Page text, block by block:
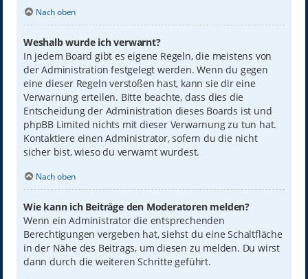
Nach oben
Weshalb wurde ich verwarnt?
In jedem Board gibt es eigene Regeln, die meistens von
der Administration festgelegt werden. Wenn du gegen
eine dieser Regeln verstoßen hast, kann sie dir eine
Verwarnung erteilen. Bitte beachte, dass dies die
Entscheidung der Administration dieses Boards ist und
phpBB Limited nichts mit dieser Verwarnung zu tun hat.
Kontaktiere einen Administrator, sofern du die nicht
sicher bist, wieso du verwarnt wurdest.
Nach oben
Wie kann ich Beiträge den Moderatoren melden?
Wenn ein Administrator die entsprechenden
Berechtigungen vergeben hat, siehst du eine Schaltfläche
in der Nähe des Beitrags, um diesen zu melden. Du wirst
dann durch die weiteren Schritte geführt.